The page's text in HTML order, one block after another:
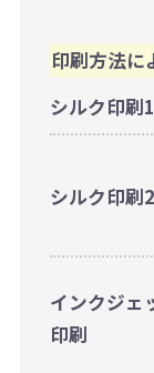
印刷方法に
シルク印刷
シルク印刷
インクジェ
印刷